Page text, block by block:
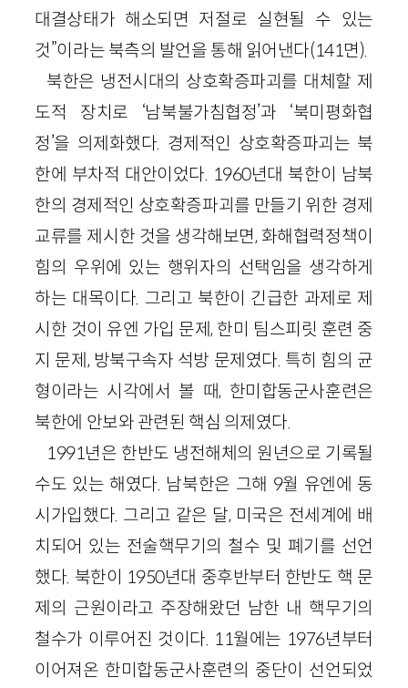
대결상태가 해소되면 저절로 실현될 수 있는
것”이라는 북측의 발언을 통해 읽어낸다(141면).
북한은 냉전시대의 상호확증파괴를 대체할 제
도적 장치로 ‘남북불가침협정’과 ‘북미평화협
정’을 의제화했다. 경제적인 상호확증파괴는 북
한에 부차적 대안이었다. 1960년대 북한이 남북
한의 경제적인 상호확증파괴를 만들기 위한 경제
교류를 제시한 것을 생각해보면, 화해협력정책이
힘의 우위에 있는 행위자의 선택임을 생각하게
하는 대목이다. 그리고 북한이 긴급한 과제로 제
시한 것이 유엔 가입 문제, 한미 팀스피릿 훈련 중
지 문제, 방북구속자 석방 문제였다. 특히 힘의 균
형이라는 시각에서 볼 때, 한미합동군사훈련은
북한에 안보와 관련된 핵심 의제였다.
1991년은 한반도 냉전해체의 원년으로 기록될
수도 있는 해였다. 남북한은 그해 9월 유엔에 동
시가입했다. 그리고 같은 달, 미국은 전세계에 배
치되어 있는 전술핵무기의 철수 및 폐기를 선언
했다. 북한이 1950년대 중후반부터 한반도 핵 문
제의 근원이라고 주장해왔던 남한 내 핵무기의
철수가 이루어진 것이다. 11월에는 1976년부터
이어져온 한미합동군사훈련의 중단이 선언되었